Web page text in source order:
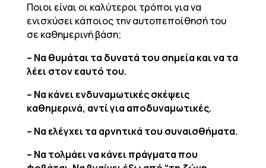
Ποιοι είναι οι καλύτεροι τρόποι για να
ενισχύσει κάποιος την αυτοπεποίθησή του
σε καθημερινή βάση;
– Να θυμάται τα δυνατά του σημεία και να τα
λέει στον εαυτό του.
– Να κάνει ενδυναμωτικές σκέψεις
καθημερινά, αντί για αποδυναμωτικές.
– Να ελέγχει τα αρνητικά του συναισθήματα.
– Να τολμάει να κάνει πράγματα που